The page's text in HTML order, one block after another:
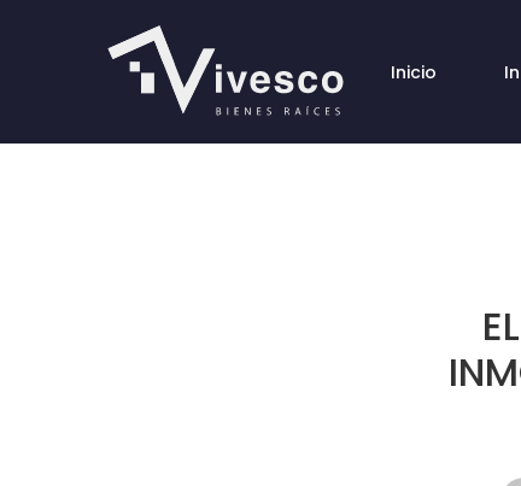
Inicio